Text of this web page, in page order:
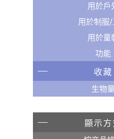
用於戶
用於制服
用於童
功能
收藏
生物量
顯示方